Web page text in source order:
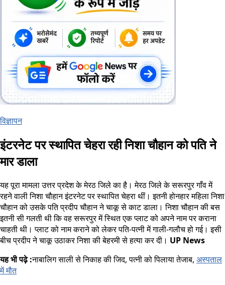
विज्ञापन
इंटरनेट पर स्थापित चेहरा रही निशा चौहान को पति ने
मार डाला
यह पूरा मामला उत्तर प्रदेश के मेरठ जिले का है। मेरठ जिले के सरूरपुर गाँव में
रहने वाली निशा चौहान इंटरनेट पर स्थापित चेहरा थीं। इतनी होनहार महिला निशा
चौहान को उसके पति प्रदीप चौहान ने चाकू से काट डाला। निशा चौहान की बस
इतनी सी गलती थी कि वह सरूरपुर में स्थित एक प्लाट को अपने नाम पर कराना
चाहती थी। प्लाट को नाम कराने को लेकर पति-पत्नी में गाली-गलौच हो गई। इसी
बीच प्रदीप ने चाकू उठाकर निशा की बेहरमी से हत्या कर दी। UP News
यह भी पढ़े :नाबालिग साली से निकाह की जिद, पत्नी को पिलाया तेजाब, अस्पताल
में मौत